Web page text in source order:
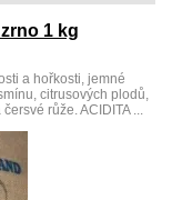
1 kg
a hořkosti, jemné
citrusových plodů,
růže. ACIDITA ...